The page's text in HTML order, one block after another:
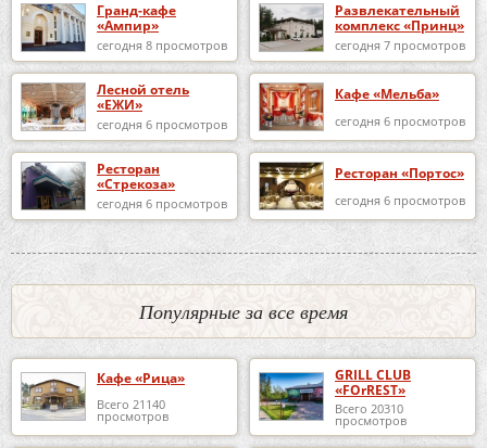
Гранд-кафе
«Ампир»
сегодня 8 просмотров
Развлекательный
комплекс «Принц»
сегодня 7 просмотров
Лесной отель
«ЕЖИ»
сегодня 6 просмотров
Кафе «Мельба»
сегодня 6 просмотров
Ресторан
«Стрекоза»
сегодня 6 просмотров
Ресторан «Портос»
сегодня 6 просмотров
Популярные за все время
Кафе «Рица»
Всего 21140
просмотров
GRILL CLUB
«FOrREST»
Всего 20310
просмотров